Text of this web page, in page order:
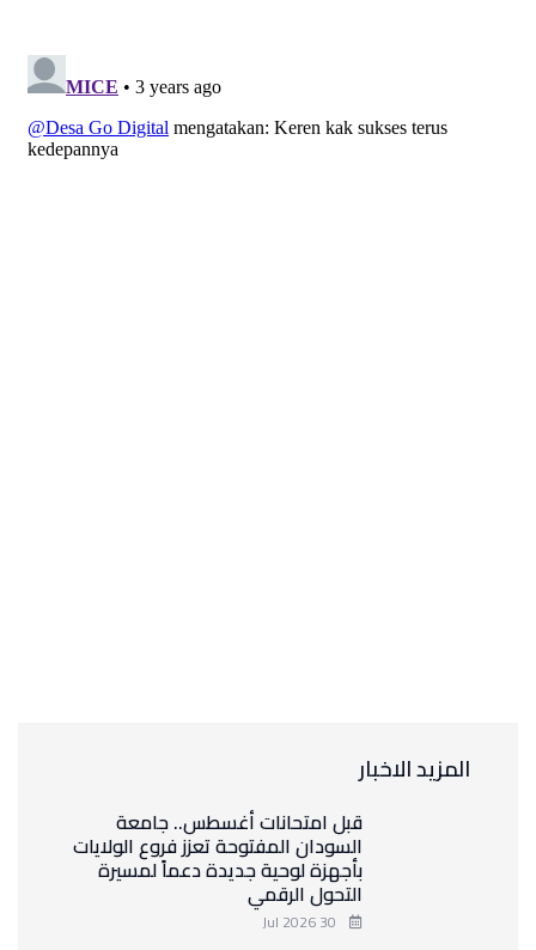
المزيد الاخبار
قبل امتحانات أغسطس.. جامعة
السودان المفتوحة تعزز فروع الولايات
بأجهزة لوحية جديدة دعماً لمسيرة
التحول الرقمي